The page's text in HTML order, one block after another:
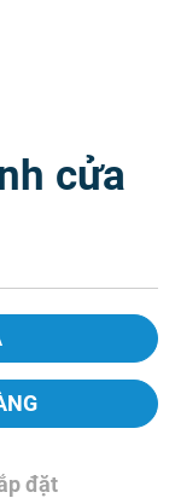
cửa
đặt